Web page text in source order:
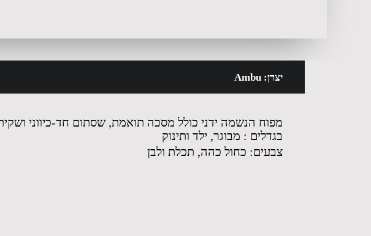
יצרן: Ambu
מפוח הנשמה ידני כולל מסכה תואמת, שסתום חד-כיווני
בגדלים : מבוגר, ילד ותינוק
צבעים: כחול כהה, תכלת ולבן